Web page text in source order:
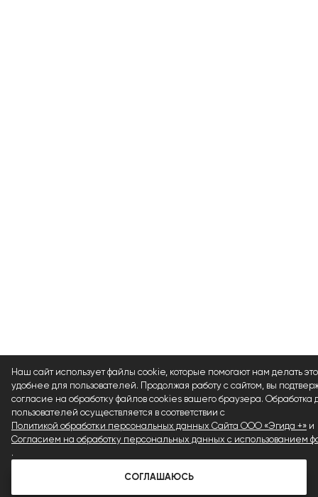
Наш сайт использует файлы cookie, которые помогают нам делать
удобнее для пользователей. Продолжая работу с сайтом, вы
согласие на обработку файлов cookies вашего браузера. Обработка
пользователей осуществляется в соответствии с
Политикой обработки персональных данных Сайта ООО «Эгида +» и
Согласием на обработку персональных данных с использованием
.
СОГЛАШАЮСЬ